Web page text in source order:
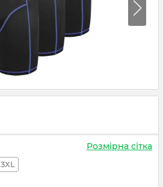
3XL
Розмірна сітка